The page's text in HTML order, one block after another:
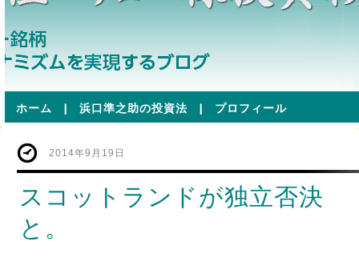
ホーム | 浜口準之助の投資法 | プロフィール
2014年9月19日
スコットランドが独立否決
と。